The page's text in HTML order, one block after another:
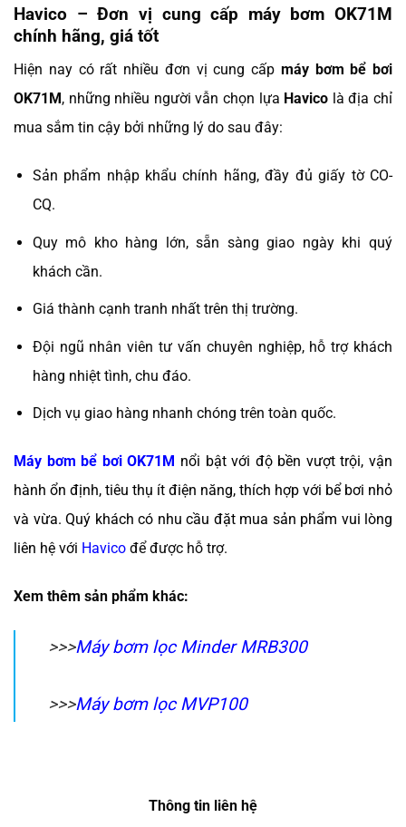
Havico – Đơn vị cung cấp máy bơm OK71M
chính hãng, giá tốt
Hiện nay có rất nhiều đơn vị cung cấp máy bơm bể bơi
OK71M, những nhiều người vẫn chọn lựa Havico là địa chỉ
mua sắm tin cậy bởi những lý do sau đây:
Sản phẩm nhập khẩu chính hãng, đầy đủ giấy tờ CO-
CQ.
Quy mô kho hàng lớn, sẵn sàng giao ngày khi quý
khách cần.
Giá thành cạnh tranh nhất trên thị trường.
Đội ngũ nhân viên tư vấn chuyên nghiệp, hỗ trợ khách
hàng nhiệt tình, chu đáo.
Dịch vụ giao hàng nhanh chóng trên toàn quốc.
Máy bơm bể bơi OK71M nổi bật với độ bền vượt trội, vận
hành ổn định, tiêu thụ ít điện năng, thích hợp với bể bơi nhỏ
và vừa. Quý khách có nhu cầu đặt mua sản phẩm vui lòng
liên hệ với Havico để được hỗ trợ.
Xem thêm sản phẩm khác:
>>>Máy bơm lọc Minder MRB300
>>>Máy bơm lọc MVP100
Thông tin liên hệ